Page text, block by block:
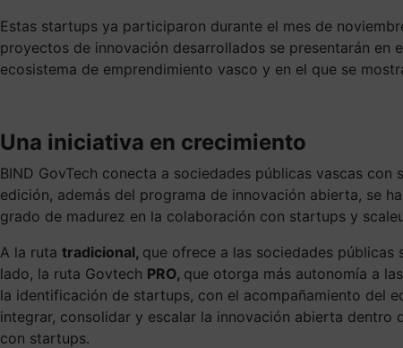
Estas startups ya participaron durante el mes de
proyectos de innovación desarrollados se presentarán
ecosistema de emprendimiento vasco y en el que se
Una iniciativa en crecimiento
BIND GovTech conecta a sociedades públicas vascas
edición, además del programa de innovación abierta, se
grado de madurez en la colaboración con startups y
A la ruta tradicional, que ofrece a las sociedades públicas
lado, la ruta Govtech PRO, que otorga más autonomía a
la identificación de startups, con el acompañamiento del
integrar, consolidar y escalar la innovación abierta dentro
con startups.